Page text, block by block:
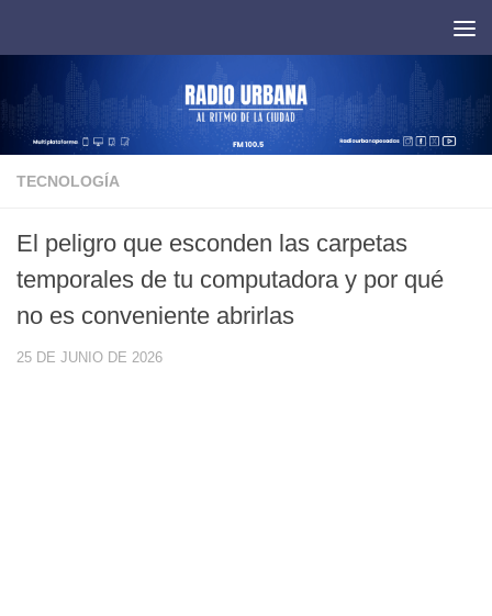
TECNOLOGÍA
El peligro que esconden las carpetas
temporales de tu computadora y por qué
no es conveniente abrirlas
25 DE JUNIO DE 2026